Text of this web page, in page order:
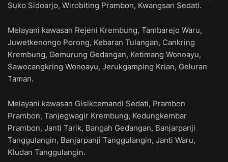
Suko Sidoarjo, Wirobiting Prambon, Kwangsan Sedati.
Melayani kawasan Rejeni Krembung, Tambarejo Waru,
Juwetkenongo Porong, Kebaran Tulangan, Cankring
Krembung, Gemurung Gedangan, Ketimang Wonoayu,
Sawocangkring Wonoayu, Jerukgamping Krian, Geluran
Taman.
Melayani kawasan Gisikcemandi Sedati, Prambon
Prambon, Tanjegwagir Krembung, Kedungkembar
Prambon, Janti Tarik, Bangah Gedangan, Banjarpanji
Tanggulangin, Banjarpanji Tanggulangin, Janti Waru,
Kludan Tanggulangin.